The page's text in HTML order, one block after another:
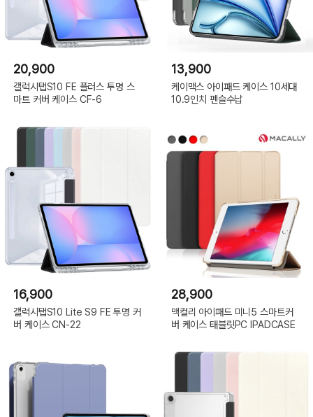
20,900
갤럭시탭S10 FE 플러스 투명 스
마트 커버 케이스 CF-6
13,900
케이맥스 아이패드 케이스 10세대
10.9인치 펜슬수납
16,900
갤럭시탭S10 Lite S9 FE 투명 커
버 케이스 CN-22
28,900
맥컬리 아이패드 미니5 스마트커
버 케이스 태블릿PC IPADCASE